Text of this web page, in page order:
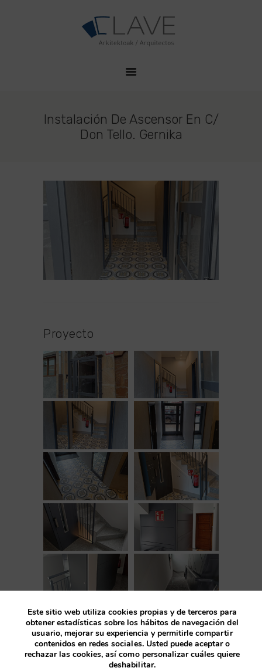
Instalación De Ascensor En C/
Don Tello. Gernika
CLAVE PROYECTOS
Estudio de Arquitectura en Durango
QUIENES SOMOS
Proyecto
Este sitio web utiliza cookies propias y de terceros para
obtener estadísticas sobre los hábitos de navegación del
usuario, mejorar su experiencia y permitirle compartir
contenidos en redes sociales. Usted puede aceptar o
rechazar las cookies, así como personalizar cuáles quiere
deshabilitar.